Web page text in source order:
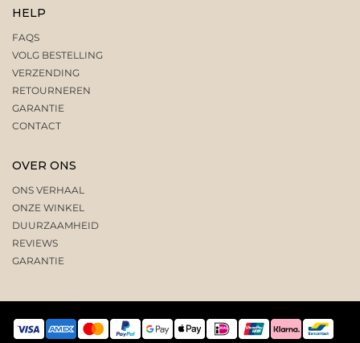
HELP
FAQS
VOLG BESTELLING
VERZENDING
RETOURNEREN
GARANTIE
CONTACT
OVER ONS
ONS VERHAAL
ONZE WINKEL
DUURZAAMHEID
REVIEWS
GARANTIE